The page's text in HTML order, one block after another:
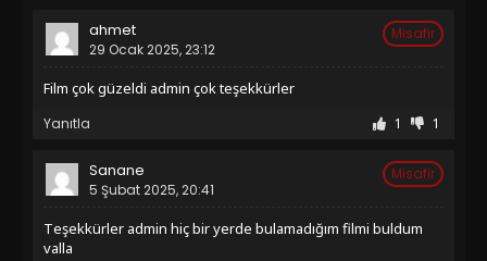
ahmet
Misafir
29 Ocak 2025, 23:12
film çok güzeldi admin çok teşekkürler
1 1
Yanıtla
Sanane
Misafir
5 Şubat 2025, 20:41
teşekkürler admin hiç bir yerde bulamadığım filmi buldum
valla